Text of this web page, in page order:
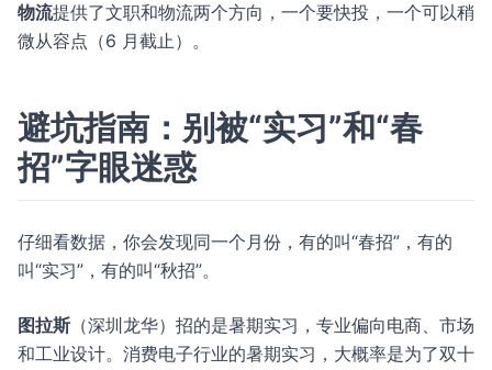
物流提供了文职和物流两个方向，一个要快投，一个可以稍
微从容点（6 月截止）。
避坑指南：别被“实习”和“春
招”字眼迷惑
仔细看数据，你会发现同一个月份，有的叫“春招”，有的
叫“实习”，有的叫“秋招”。
图拉斯（深圳龙华）招的是暑期实习，专业偏向电商、市场
和工业设计。消费电子行业的暑期实习，大概率是为了双十